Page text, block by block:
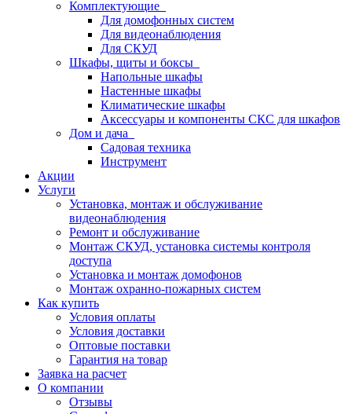
Комплектующие
Для домофонных систем
Для видеонаблюдения
Для СКУД
Шкафы, щиты и боксы
Напольные шкафы
Настенные шкафы
Климатические шкафы
Аксессуары и компоненты СКС для шкафов
Дом и дача
Садовая техника
Инструмент
Акции
Услуги
Установка, монтаж и обслуживание
видеонаблюдения
Ремонт и обслуживание
Монтаж СКУД, установка системы контроля
доступа
Установка и монтаж домофонов
Монтаж охранно-пожарных систем
Как купить
Условия оплаты
Условия доставки
Оптовые поставки
Гарантия на товар
Заявка на расчет
О компании
Отзывы